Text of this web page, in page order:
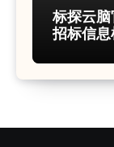
标探云脑
招标信